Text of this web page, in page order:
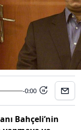
-0:00 15
Bahçeli’nin